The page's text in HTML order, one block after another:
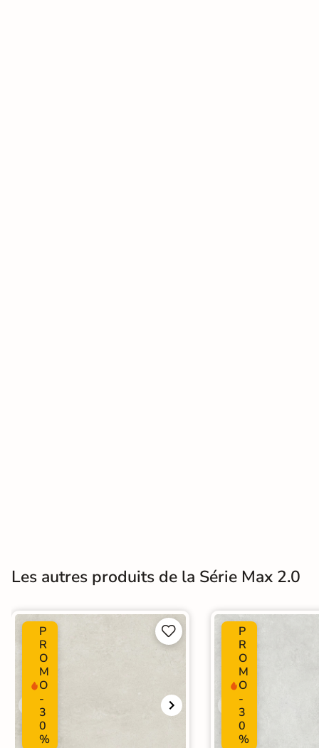
grand format
Carrelage extra fin
Voir tous les
formats
Les autres produits de la Série Max 2.0
P
R
O
M
O
-
3
0
%


P
R
O
M
O
-
3
0
%